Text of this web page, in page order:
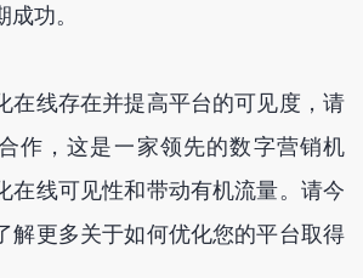
功。
在线存在并提高平台的可见度，请
作，这是一家领先的数字营销机
在线可见性和带动有机流量。请今
解更多关于如何优化您的平台取得